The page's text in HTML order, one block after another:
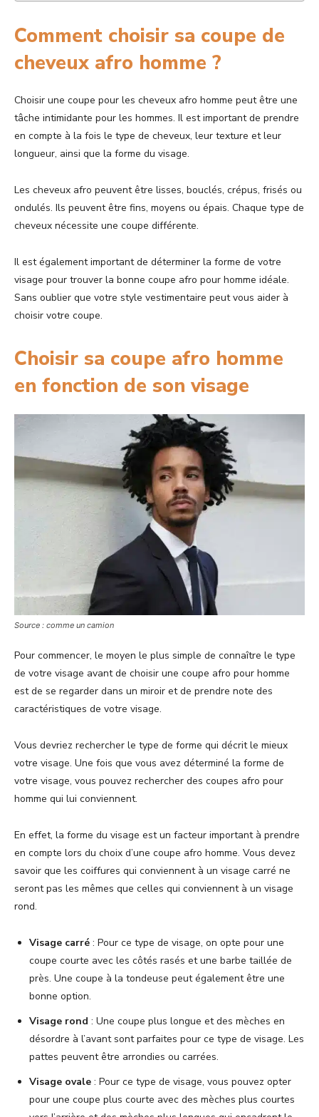
Comment choisir sa coupe de
cheveux afro homme ?
Choisir une coupe pour les cheveux afro homme peut être une
tâche intimidante pour les hommes. Il est important de prendre
en compte à la fois le type de cheveux, leur texture et leur
longueur, ainsi que la forme du visage.
Les cheveux afro peuvent être lisses, bouclés, crépus, frisés ou
ondulés. Ils peuvent être fins, moyens ou épais. Chaque type de
cheveux nécessite une coupe différente.
Il est également important de déterminer la forme de votre
visage pour trouver la bonne coupe afro pour homme idéale.
Sans oublier que votre style vestimentaire peut vous aider à
choisir votre coupe.
Choisir sa coupe afro homme
en fonction de son visage
Source : comme un camion
Pour commencer, le moyen le plus simple de connaître le type
de votre visage avant de choisir une coupe afro pour homme
est de se regarder dans un miroir et de prendre note des
caractéristiques de votre visage.
Vous devriez rechercher le type de forme qui décrit le mieux
votre visage. Une fois que vous avez déterminé la forme de
votre visage, vous pouvez rechercher des coupes afro pour
homme qui lui conviennent.
En effet, la forme du visage est un facteur important à prendre
en compte lors du choix d’une coupe afro homme. Vous devez
savoir que les coiffures qui conviennent à un visage carré ne
seront pas les mêmes que celles qui conviennent à un visage
rond.
Visage carré : Pour ce type de visage, on opte pour une
coupe courte avec les côtés rasés et une barbe taillée de
près. Une coupe à la tondeuse peut également être une
bonne option.
Visage rond : Une coupe plus longue et des mèches en
désordre à l’avant sont parfaites pour ce type de visage. Les
pattes peuvent être arrondies ou carrées.
Visage ovale : Pour ce type de visage, vous pouvez opter
pour une coupe plus courte avec des mèches plus courtes